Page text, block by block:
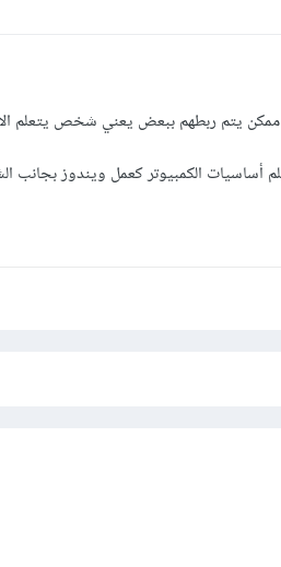
الكمبيوتر كعمل ويندوز بجانب